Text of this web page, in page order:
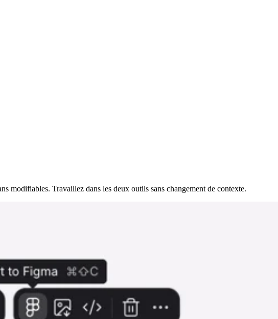
modifiables. Travaillez dans les deux outils sans changement de contexte.